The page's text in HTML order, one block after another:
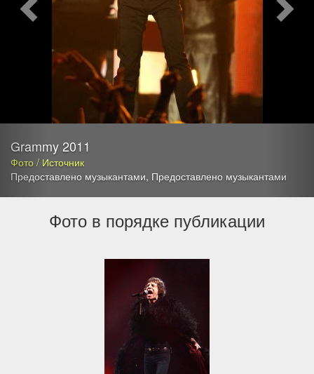
Grammy 2011
Фото / Источник
Предоставлено музыкантами, Предоставлено музыкантами
Фото в порядке публикации